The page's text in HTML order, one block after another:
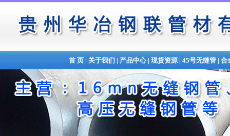
首 页| 关于我们 | 产品中心| 现货资源| 45号无缝管| 合